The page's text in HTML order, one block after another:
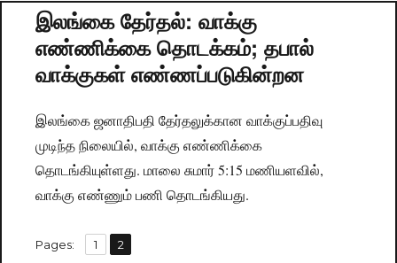
இலங்கை தேர்தல்: வாக்கு
எண்ணிக்கை தொடக்கம்; தபால்
வாக்குகள் எண்ணப்படுகின்றன
இலங்கை ஜனாதிபதி தேர்தலுக்கான வாக்குப்பதிவு
முடிந்த நிலையில், வாக்கு எண்ணிக்கை
தொடங்கியுள்ளது. மாலை சுமார் 5:15 மணியளவில்,
வாக்கு எண்ணும் பணி தொடங்கியது.
Pages: Page
1 ,
Page
2